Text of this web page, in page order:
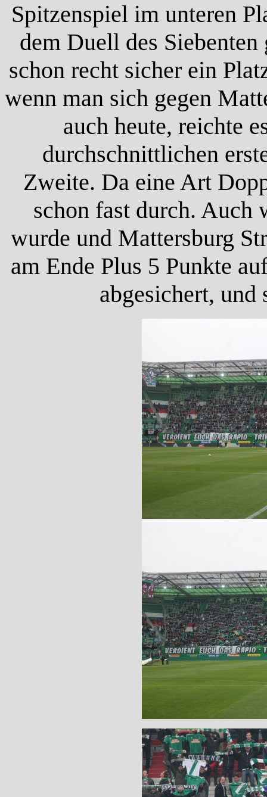
Spitzenspiel im unteren
dem Duell des
schon recht sicher ein
wenn man sich gegen
auch heute, reichte
durchschnittlichen
Zweite. Da eine Art
schon fast durch. Auch
wurde und Mattersburg
am Ende Plus 5 Punkte
abgesichert, und